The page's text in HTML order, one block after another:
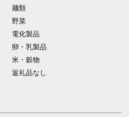
麺類
野菜
電化製品
卵・乳製品
米・穀物
返礼品なし